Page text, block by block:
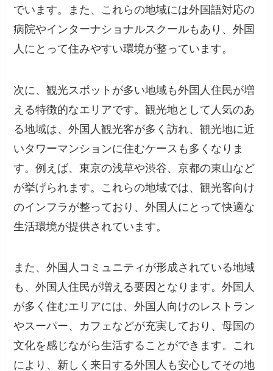
でいます。また、これらの地域には外国語対応の
病院やインターナショナルスクールもあり、外国
人にとって住みやすい環境が整っています。
次に、観光スポットが多い地域も外国人住民が増
える特徴的なエリアです。観光地として人気のあ
る地域は、外国人観光客が多く訪れ、観光地に近
いタワーマンションに住むケースも多くなりま
す。例えば、東京の浅草や渋谷、京都の東山など
が挙げられます。これらの地域では、観光客向け
のインフラが整っており、外国人にとって快適な
生活環境が提供されています。
また、外国人コミュニティが形成されている地域
も、外国人住民が増える要因となります。外国人
が多く住むエリアには、外国人向けのレストラン
やスーパー、カフェなどが充実しており、母国の
文化を感じながら生活することができます。これ
により、新しく来日する外国人も安心してその地